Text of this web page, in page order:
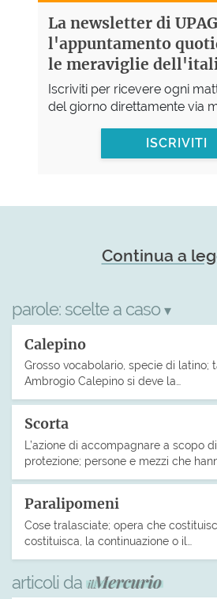
La newsletter di
l'appuntamento
le meraviglie
Iscriviti per ricevere ogni
del giorno direttamente via
ISCRIVITI
Continua a
parole: scelte a caso ▾
Calepino
Grosso vocabolario, specie di latino;
Ambrogio Calepino si deve la…
Scorta
L’azione di accompagnare a scopo
protezione; persone e mezzi che
Paralipomeni
Cose tralasciate; opera che
costituisca, la continuazione o il…
articoli da